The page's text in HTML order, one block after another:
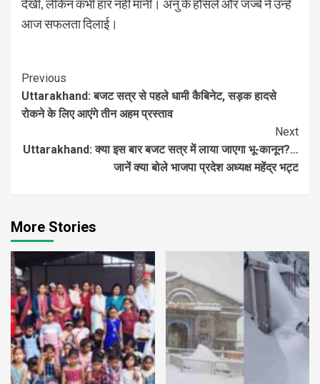
देखी, लेकिन कभी हार नहीं मानी। अनु के हौसले और जज्बे ने उन्हें
आज सफलता दिलाई।
Continue
Reading
Previous
Uttarakhand: बजट सत्र से पहले धामी कैबिनेट, सड़क हादसे
रोकने के लिए आएंगे तीन अहम प्रस्ताव
Next
Uttarakhand: क्या इस बार बजट सत्र में लाया जाएगा भू-कानून?…
जानें क्या बोले भाजपा प्रदेश अध्यक्ष महेंद्र भट्ट
More Stories